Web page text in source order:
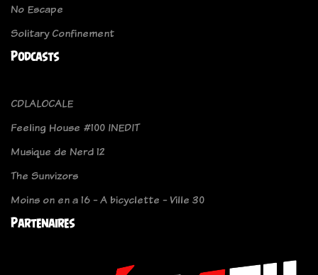
No Escape
Solitary Confinement
Podcasts
CDLALOCALE
Feeling House #100 INEDIT
Musique de Nerd 12
The Sunvizors
Moins on en a 16 - A bicyclette - Ville 30
Partenaires